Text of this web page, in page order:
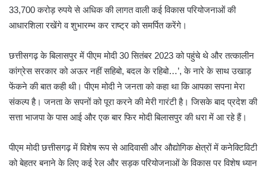
33,700 करोड़ रुपये से अधिक की लागत वाली कई विकास परियोजनाओं की
आधारशिला रखेंगे व शुभारम्भ कर राष्ट्र को समर्पित करेंगे।
छत्तीसगढ़ के बिलासपुर में पीएम मोदी 30 सितंबर 2023 को पहुंचे थे और तत्कालीन
कांग्रेस सरकार को अऊर नहीं सहिबो, बदल के रहिबो…’, के नारे के साथ उखाड़
फेंकने की बात कही थी। पीएम मोदी ने जनता को कहा था कि आपका सपना मेरा
संकल्प है। जनता के सपनों को पूरा करने की मेरी गारंटी है। जिसके बाद प्रदेश की
सत्ता भाजपा के पास आई और एक बार फिर मोदी बिलासपुर की धरा में आ रहे हैं।
पीएम मोदी छत्तीसगढ़ में विशेष रूप से आदिवासी और औद्योगिक क्षेत्रों में कनेक्टिविटी
को बेहतर बनाने के लिए कई रेल और सड़क परियोजनाओं के विकास पर विशेष ध्यान